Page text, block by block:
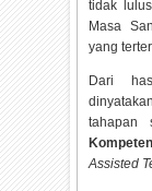
tidak
Masa
yang
Dari
tahapan
Assisted